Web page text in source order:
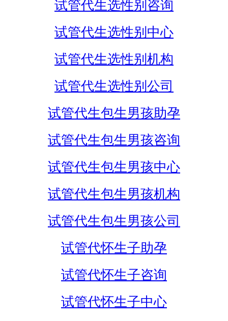
试管代生选性别咨询
试管代生选性别中心
试管代生选性别机构
试管代生选性别公司
试管代生包生男孩助孕
试管代生包生男孩咨询
试管代生包生男孩中心
试管代生包生男孩机构
试管代生包生男孩公司
试管代怀生子助孕
试管代怀生子咨询
试管代怀生子中心